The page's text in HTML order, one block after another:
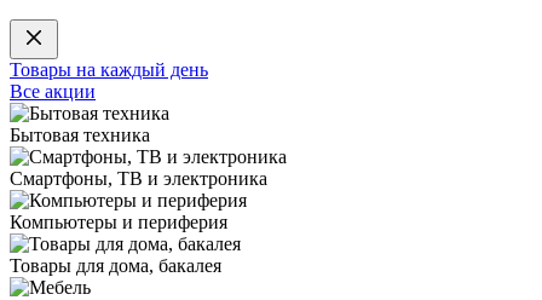
Товары на каждый день
Все акции
Бытовая техника
Смартфоны, ТВ и электроника
Компьютеры и периферия
Товары для дома, бакалея